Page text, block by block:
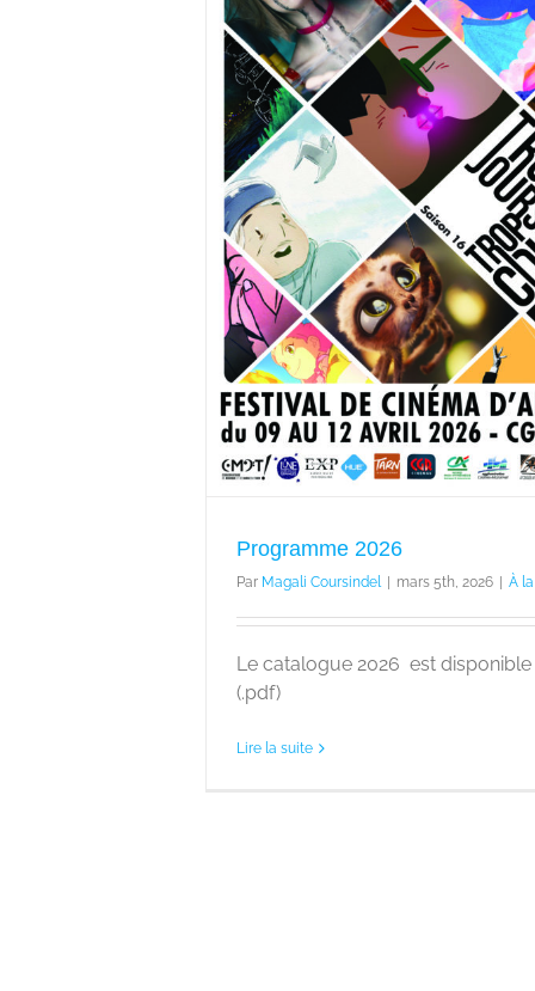
Programme 2026
Par Magali Coursindel | mars 5th, 2026 | À
Le catalogue 2026 est disponible
(.pdf)
Lire la suite